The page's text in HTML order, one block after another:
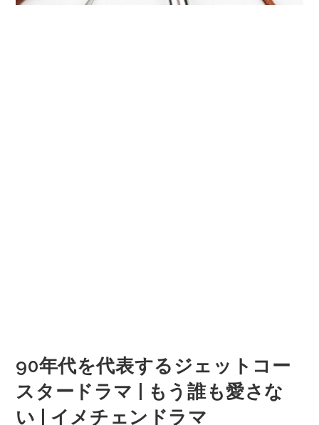
90年代を代表するジェットコー
スタードラマ | もう誰も愛さな
い | イメチェンドラマ